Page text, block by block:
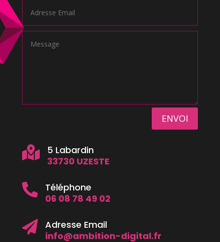
ENVOI

5 Labardin
33730 UZESTE

Téléphone
06 08 78 49 02

Adresse Email
info@ambition-digital.fr